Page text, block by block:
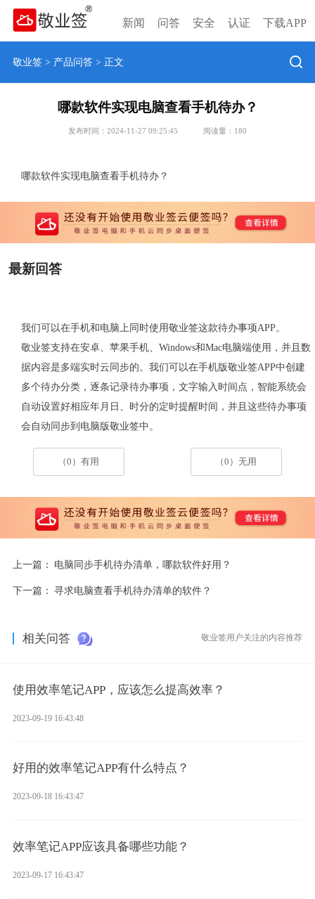
新闻 问答 安全 认证 下载APP
敬业签> 产品问答> 正文
哪款软件实现电脑查看手机待办？
发布时间：2024-11-27 09:25:45 阅读量： 180
哪款软件实现电脑查看手机待办？
最新回答
我们可以在手机和电脑上同时使用敬业签这款待办事项APP。
敬业签支持在安卓、苹果手机、 Windows和Mac电脑端使用，并且数
据内容是多端实时云同步的。我们可以在手机版敬业签APP中创建
多个待办分类，逐条记录待办事项，文字输入时间点，智能系统会
自动设置好相应年月日、时分的定时提醒时间，并且这些待办事项
会自动同步到电脑版敬业签中。
（0）有用 （0）无用
上一篇： 电脑同步手机待办清单，哪款软件好用？
下一篇： 寻求电脑查看手机待办清单的软件？
相关问答 敬业签用户关注的内容推荐
使用效率笔记APP，应该怎么提高效率？
2023-09-19 16:43:48
好用的效率笔记APP有什么特点？
2023-09-18 16:43:47
效率笔记APP应该具备哪些功能？
2023-09-17 16:43:47